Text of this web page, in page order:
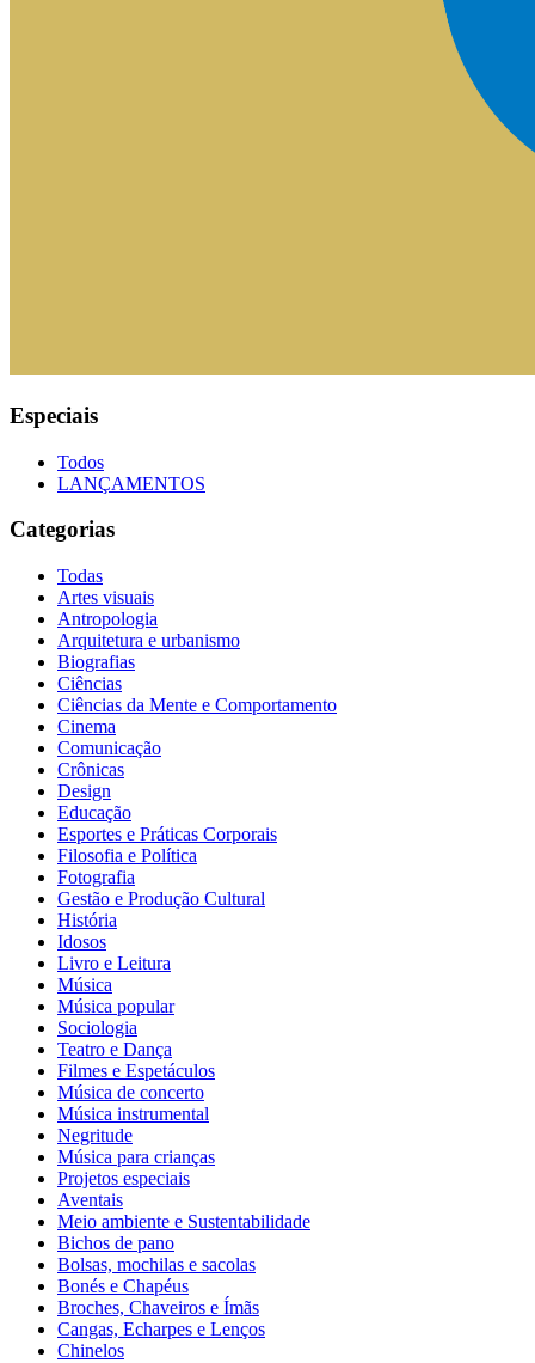
Especiais
Todos
LANÇAMENTOS
Categorias
Todas
Artes visuais
Antropologia
Arquitetura e urbanismo
Biografias
Ciências
Ciências da Mente e Comportamento
Cinema
Comunicação
Crônicas
Design
Educação
Esportes e Práticas Corporais
Filosofia e Política
Fotografia
Gestão e Produção Cultural
História
Idosos
Livro e Leitura
Música
Música popular
Sociologia
Teatro e Dança
Filmes e Espetáculos
Música de concerto
Música instrumental
Negritude
Música para crianças
Projetos especiais
Aventais
Meio ambiente e Sustentabilidade
Bichos de pano
Bolsas, mochilas e sacolas
Bonés e Chapéus
Broches, Chaveiros e Ímãs
Cangas, Echarpes e Lenços
Chinelos